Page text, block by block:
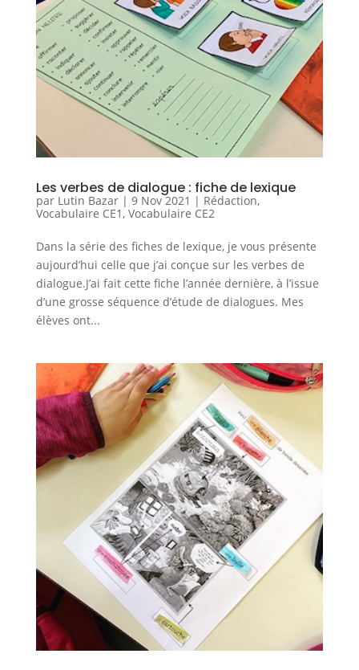
Les verbes de dialogue : fiche de lexique
par Lutin Bazar| 9 Nov 2021 | Rédaction,
Vocabulaire CE1 , Vocabulaire CE2
Dans la série des fiches de lexique, je vous présente
aujourd’hui celle que j’ai conçue sur les verbes de
dialogue.J’ai fait cette fiche l’année dernière, à l’issue
d’une grosse séquence d’étude de dialogues. Mes
élèves ont...